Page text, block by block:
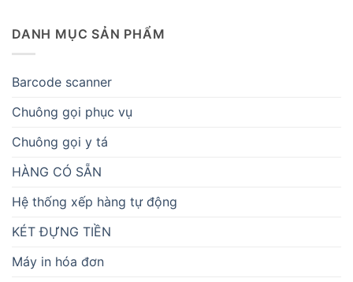
DANH MỤC SẢN PHẨM
Barcode scanner
Chuông gọi phục vụ
Chuông gọi y tá
HÀNG CÓ SẴN
Hệ thống xếp hàng tự động
KÉT ĐỰNG TIỀN
Máy in hóa đơn